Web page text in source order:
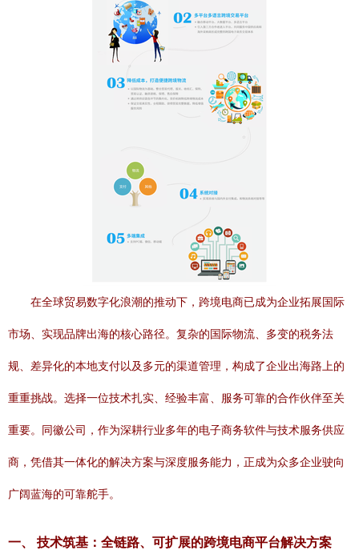
在全球贸易数字化浪潮的推动下，跨境电商已成为企业拓展国际
市场、实现品牌出海的核心路径。复杂的国际物流、多变的税务法
规、差异化的本地支付以及多元的渠道管理，构成了企业出海路上的
重重挑战。选择一位技术扎实、经验丰富、服务可靠的合作伙伴至关
重要。同徽公司，作为深耕行业多年的电子商务软件与技术服务供应
商，凭借其一体化的解决方案与深度服务能力，正成为众多企业驶向
广阔蓝海的可靠舵手。
一、 技术筑基：全链路、可扩展的跨境电商平台解决方案